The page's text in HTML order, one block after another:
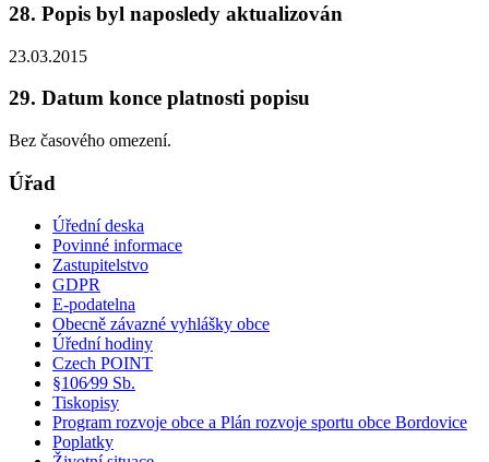
28. Popis byl naposledy aktualizován
23.03.2015
29. Datum konce platnosti popisu
Bez časového omezení.
Úřad
Úřední deska
Povinné informace
Zastupitelstvo
GDPR
E-podatelna
Obecně závazné vyhlášky obce
Úřední hodiny
Czech POINT
§106⁄99 Sb.
Tiskopisy
Program rozvoje obce a Plán rozvoje sportu obce Bordovice
Poplatky